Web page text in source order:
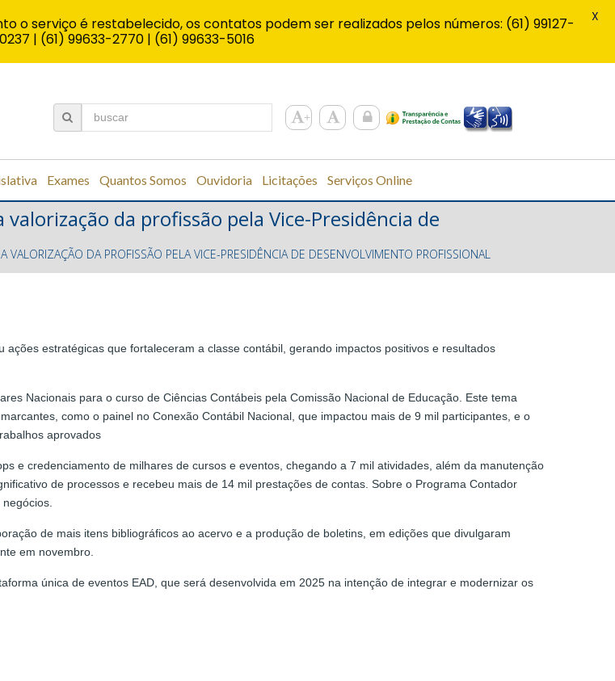
Exames Quantos Somos Ouvidoria Licitações Serviços Online
da profissão pela Vice-Presidência de
DA PROFISSÃO PELA VICE-PRESIDÊNCIA DE DESENVOLVIMENTO PROFISSIONAL
estratégicas que fortaleceram a classe contábil, gerando impactos positivos e resultados
Nacionais para o curso de Ciências Contábeis pela Comissão Nacional de Educação. Este tema
como o painel no Conexão Contábil Nacional, que impactou mais de 9 mil participantes, e o
aprovados
e credenciamento de milhares de cursos e eventos, chegando a 7 mil atividades, além da manutenção
de processos e recebeu mais de 14 mil prestações de contas. Sobre o Programa Contador
de mais itens bibliográficos ao acervo e a produção de boletins, em edições que divulgaram
em novembro.
única de eventos EAD, que será desenvolvida em 2025 na intenção de integrar e modernizar os
serviço é restabelecido, os contatos podem ser realizados pelos números: (61) 99127-
| (61) 99633-2770 | (61) 99633-5016
X